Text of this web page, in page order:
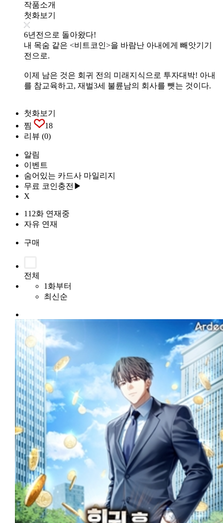
작품소개
첫화보기
6년전으로 돌아왔다!
내 목숨 같은 <비트코인>을 바람난 아내에게 빼앗기기
전으로.
이제 남은 것은 회귀 전의 미래지식으로 투자대박! 아내
를 참교육하고, 재벌3세 불륜남의 회사를 뺏는 것이다.
첫화보기
찜
18
리뷰 (0)
알림
이벤트
숨어있는 카드사 마일리지
무료 코인충전▶
X
112화 연재중
자유 연재
구매
전체
1화부터
최신순